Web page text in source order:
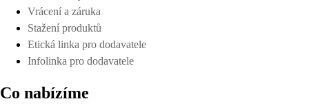
Vrácení a záruka
Stažení produktů
Etická linka pro dodavatele
Infolinka pro dodavatele
Co nabízíme